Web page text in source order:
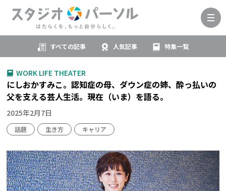
すべての記事 人気記事 特集一覧
WORK LIFE THEATER
にしおかすみこ。認知症の母、ダウン症の姉、酔っ払いの
父を支える芸人生活。現在（いま）を語る。
2025年2月7日
話題 生き方 キャリア